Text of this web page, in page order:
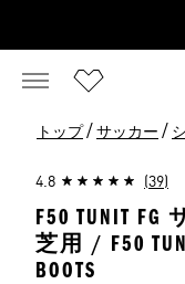
トップ / サッカー /
4.8 (39)
F50 TUNIT
芝用 / F50
BOOTS